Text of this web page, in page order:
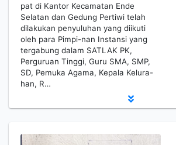
pat di Kantor Kecamatan Ende
Selatan dan Gedung Pertiwi telah
dilakukan penyuluhan yang diikuti
oleh para Pimpi-nan Instansi yang
tergabung dalam SATLAK PK,
Perguruan Tinggi, Guru SMA, SMP,
SD, Pemuka Agama, Kepala Kelura-
han, R…